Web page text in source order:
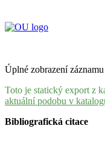
Úplné zobrazení záznamu
Toto je statický export z
aktuální podobu v
Bibliografická citace